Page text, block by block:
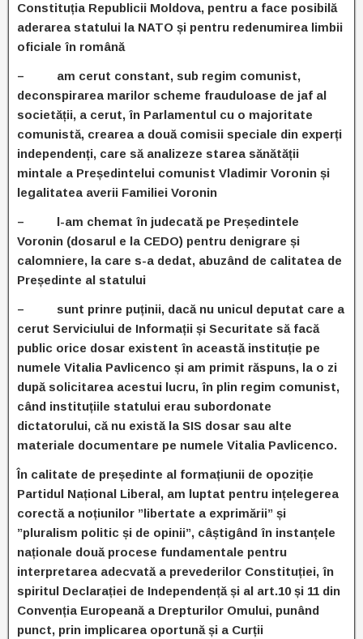
Constituția Republicii Moldova, pentru a face posibilă
aderarea statului la NATO și pentru redenumirea limbii
oficiale în română
– am cerut constant, sub regim comunist,
deconspirarea marilor scheme frauduloase de jaf al
societății, a cerut, în Parlamentul cu o majoritate
comunistă, crearea a două comisii speciale din experți
independenți, care să analizeze starea sănătății
mintale a Președintelui comunist Vladimir Voronin și
legalitatea averii Familiei Voronin
– l-am chemat în judecată pe Președintele
Voronin (dosarul e la CEDO) pentru denigrare și
calomniere, la care s-a dedat, abuzând de calitatea de
Președinte al statului
– sunt prinre puținii, dacă nu unicul deputat care a
cerut Serviciului de Informații și Securitate să facă
public orice dosar existent în această instituție pe
numele Vitalia Pavlicenco și am primit răspuns, la o zi
după solicitarea acestui lucru, în plin regim comunist,
când instituțiile statului erau subordonate
dictatorului, că nu există la SIS dosar sau alte
materiale documentare pe numele Vitalia Pavlicenco.
În calitate de președinte al formațiunii de opoziție
Partidul Național Liberal, am luptat pentru ințelegerea
corectă a noțiunilor ”libertate a exprimării” și
”pluralism politic și de opinii”, câștigând în instanțele
naționale două procese fundamentale pentru
interpretarea adecvată a prevederilor Constituției, în
spiritul Declarației de Independență și al art.10 și 11 din
Convenția Europeană a Drepturilor Omului, punând
punct, prin implicarea oportună și a Curții